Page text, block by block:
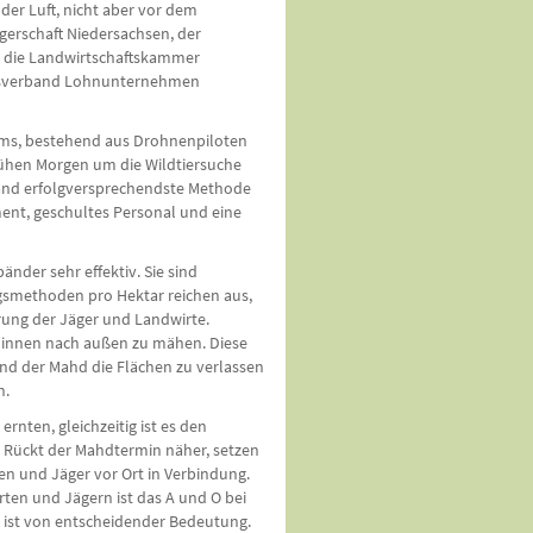
Luft, nicht aber vor dem
Niedersachsen, der
Landwirtschaftskammer
Lohnunternehmen
bestehend aus Drohnenpiloten
Morgen um die Wildtiersuche
erfolgversprechendste Methode
geschultes Personal und eine
sehr effektiv. Sie sind
pro Hektar reichen aus,
der Jäger und Landwirte.
nach außen zu mähen. Diese
der Mahd die Flächen zu verlassen
gleichzeitig ist es den
der Mahdtermin näher, setzen
und Jäger vor Ort in Verbindung.
und Jägern ist das A und O bei
von entscheidender Bedeutung.